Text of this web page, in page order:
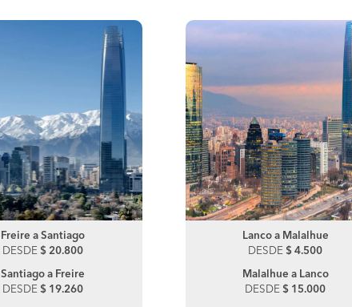
Freire a Santiago
DESDE $ 20.800
Santiago a Freire
DESDE $ 19.260
Freire a Victoria
DESDE$ 6.500
Lanco a Choshuenco
DESDE$ 12.000
Choshuenco a Lanco
DESDE$ 15.000
Lanco a Malalhue
DESDE $ 4.500
Malalhue a Lanco
DESDE $ 15.000